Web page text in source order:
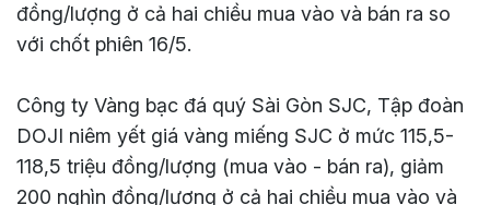
đồng/lượng ở cả hai chiều mua vào và bán ra so
với chốt phiên 16/5.
Công ty Vàng bạc đá quý Sài Gòn SJC, Tập đoàn
DOJI niêm yết giá vàng miếng SJC ở mức 115,5-
118,5 triệu đồng/lượng (mua vào - bán ra), giảm
200 nghìn đồng/lượng ở cả hai chiều mua vào và